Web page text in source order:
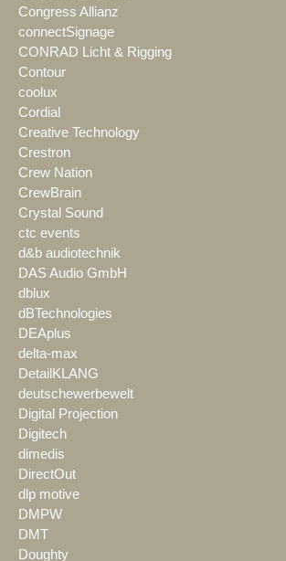
Congress Allianz
connectSignage
CONRAD Licht & Rigging
Contour
coolux
Cordial
Creative Technology
Crestron
Crew Nation
CrewBrain
Crystal Sound
ctc events
d&b audiotechnik
DAS Audio GmbH
dblux
dBTechnologies
DEAplus
delta-max
DetailKLANG
deutschewerbewelt
Digital Projection
Digitech
dimedis
DirectOut
dlp motive
DMPW
DMT
Doughty